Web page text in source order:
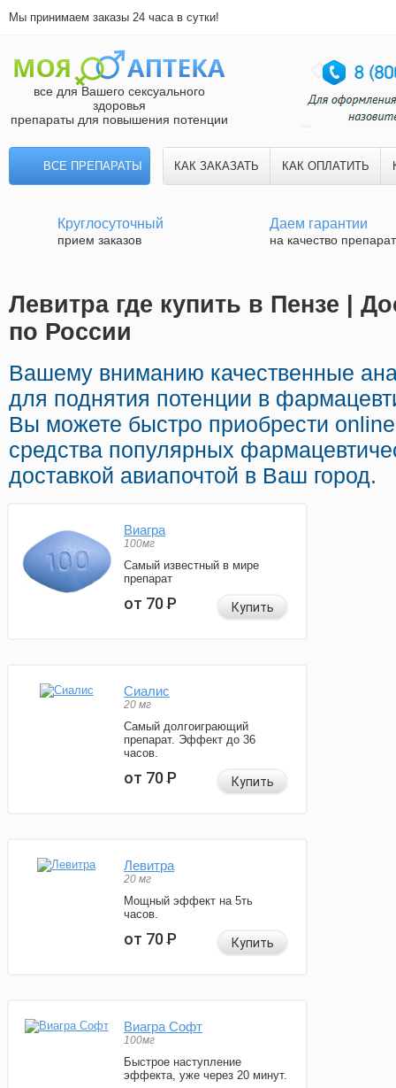
Мы принимаем заказы 24 часа в сутки!
все для Вашего сексуального
здоровья
препараты для повышения потенции
ВСЕ ПРЕПАРАТЫ КАК ЗАКАЗАТЬ КАК ОПЛАТИТЬ
Круглосуточный
прием заказов
Даем гарантии
на качество
Левитра где купить в Пензе |
по России
Вашему вниманию качественные
для поднятия потенции в
Вы можете быстро приобрести
средства популярных
доставкой авиапочтой в Ваш город.
Виагра
100мг
Самый известный в мире
препарат
от 70Р Купить
Сиалис
20 мг
Самый долгоиграющий
препарат. Эффект до 36
часов.
от 70Р Купить
Левитра
20 мг
Мощный эффект на 5ть
часов.
от 70Р Купить
Виагра Софт
100мг
Быстрое наступление
эффекта, уже через 20 минут.